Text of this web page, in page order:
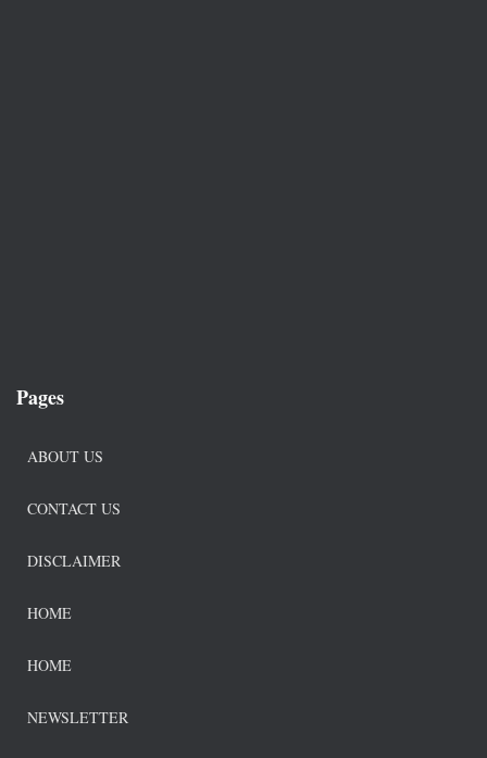
Pages
ABOUT US
CONTACT US
DISCLAIMER
HOME
HOME
NEWSLETTER